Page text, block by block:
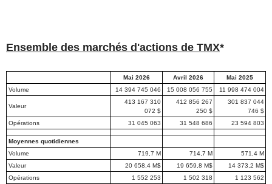
Ensemble des marchés d'actions de TMX*
Mai 2026 Avril 2026
Mai 2025
Volume
14 394 745 046 15 008 056 755 11 998 474 004
Valeur
413 167 310
072 $
412 856 267
250 $
301 837 044
746 $
Opérations
31 045 063 31 548 686 23 594 803
Moyennes quotidiennes
Volume
719,7 M 714,7 M
571,4 M
Valeur
20 658,4 M$ 19 659,8 M$
14 373,2 M$
Opérations
1 552 253 1 502 318 1 123 562